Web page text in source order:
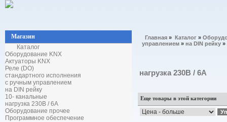
Магазин
Каталог
Оборудование KNX
Актуаторы KNX
Реле (DO)
стандартного исполнения
с ручным управлением
на DIN рейку
10- канальные
нагрузка 230В / 6А
Оборудование прочее
Программное обеспечение
Главная » Каталог »
управлением » на DIN рейку »
нагрузка 230В / 6А
Еще товары в этой категории